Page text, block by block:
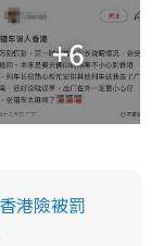
+6
港險被罰